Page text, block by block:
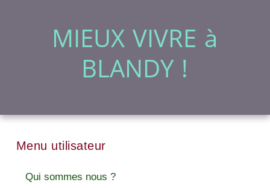
MIEUX VIVRE à
BLANDY !
Menu utilisateur
Qui sommes nous ?